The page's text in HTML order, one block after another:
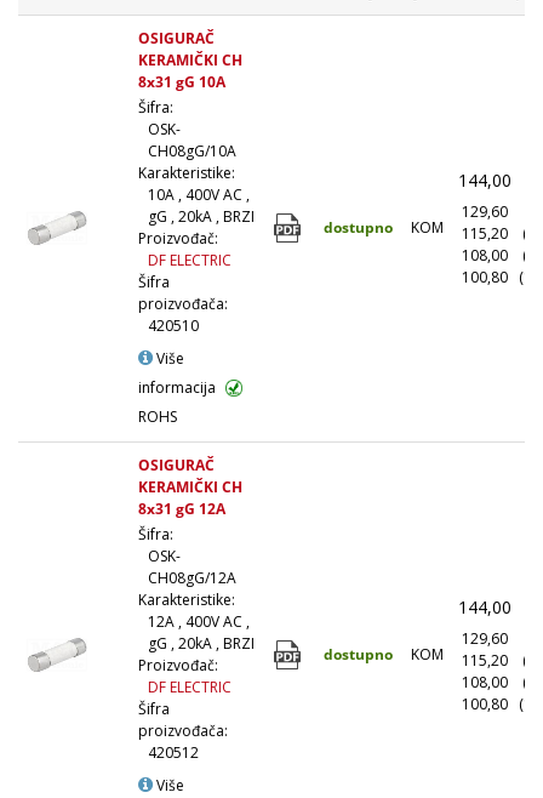
OSIGURAČ
KERAMIČKI CH
8x31 gG 10A
Šifra:
OSK-
CH08gG/10A
Karakteristike:
10A , 400V AC ,
gG , 20kA , BRZI
Proizvođač:
DF ELECTRIC
Šifra
proizvođača:
420510
Više
informacija
ROHS
dostupno KOM
144,00
129,60
115,20
108,00
100,80
OSIGURAČ
KERAMIČKI CH
8x31 gG 12A
Šifra:
OSK-
CH08gG/12A
Karakteristike:
12A , 400V AC ,
gG , 20kA , BRZI
Proizvođač:
DF ELECTRIC
Šifra
proizvođača:
420512
Više
dostupno KOM
144,00
129,60
115,20
108,00
100,80